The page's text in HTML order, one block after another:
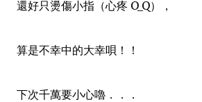
還好只燙傷小指（心疼 O_Q），
算是不幸中的大幸唄！！
下次千萬要小心嚕．．．